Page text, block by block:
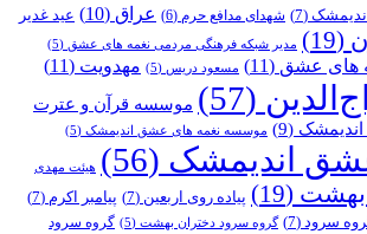
(7) شهدای مدافع حرم (6) عراق (10)
عید غدیر
(19) مدیر شبکه فرهنگی مردمی نغمه های عشق (5)
های عشق (11) مسعود دریس (5) مهدویت (11)
(57)
موسسه قرآن و عترت
اندیمشک (9) موسسه نغمه های عشق اندیمشک (5)
اندیمشک (56) هیئت مهدی
بهشت (19) پیاده روی اربعین (7) پیامبر اکرم (7)
سرود (7) گروه سرود دختران بهشت (5)
گروه سرود